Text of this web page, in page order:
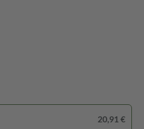
20,91 €